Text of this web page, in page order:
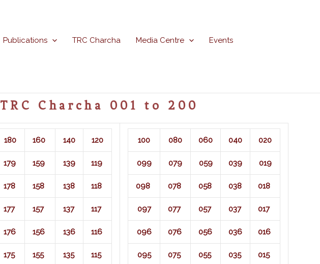
Publications TRC Charcha Media Centre
Events
TRC Charcha 001 to 200
180 160 140 120
179 159 139 119
178 158 138 118
177 157 137 117
176 156 136 116
175 155 135 115
100 080 060 040 020
099 079 059 039 019
098 078 058 038 018
097 077 057 037 017
096 076 056 036 016
095 075 055 035 015